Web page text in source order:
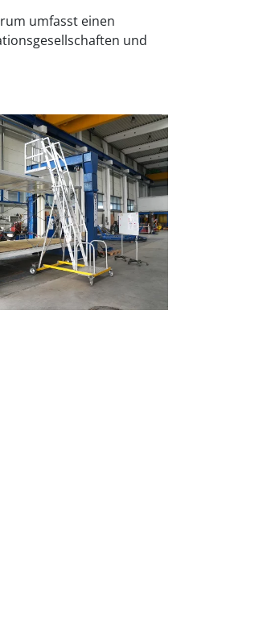
umfasst einen
und